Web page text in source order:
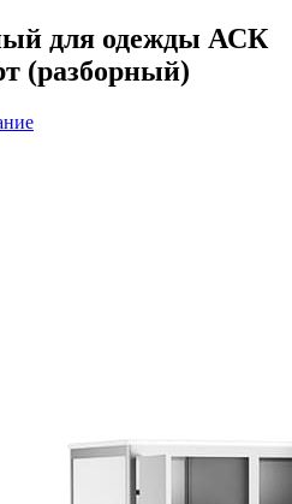
для одежды АСК
(разборный)